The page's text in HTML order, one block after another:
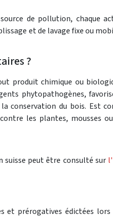
de pollution, chaque
et de lavage fixe ou
?
produit chimique ou
phytopathogènes,
conservation du bois. Est
les plantes, mousses
suisse peut être consulté sur
et prérogatives édictées